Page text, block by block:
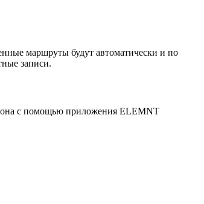
маршруты будут автоматически и по
записи.
с помощью приложения ELEMNT